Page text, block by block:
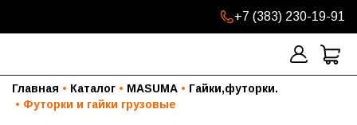
+7 (383) 230-19-91
Главная Каталог MASUMA
Гайки,футорки.
Футорки и гайки грузовые